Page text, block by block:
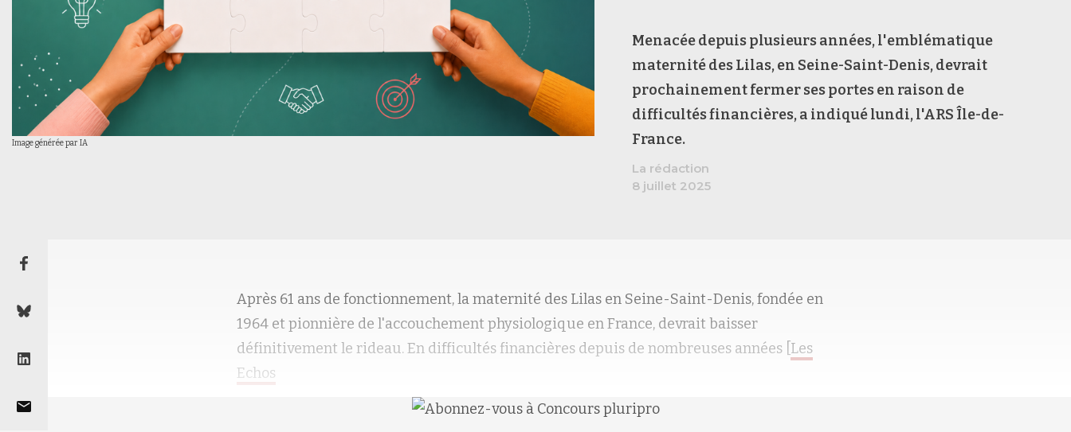
Image générée par IA
Menacée depuis plusieurs années, l'emblématique
maternité des Lilas, en Seine-Saint-Denis, devrait
prochainement fermer ses portes en raison de
difficultés financières, a indiqué lundi, l'ARS Île-de-
France.
La rédaction
8 juillet 2025
Après 61 ans de fonctionnement, la maternité des Lilas en Seine-Saint-Denis, fondée en
1964 et pionnière de l'accouchement physiologique en France, devrait baisser
définitivement le rideau. En difficultés financières depuis de nombreuses années [ Les
Echos